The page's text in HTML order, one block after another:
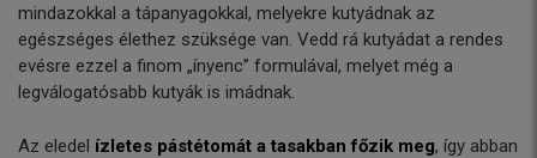
mindazokkal a tápanyagokkal, melyekre kutyádnak az
egészséges élethez szüksége van. Vedd rá kutyádat a rendes
evésre ezzel a finom „ínyenc” formulával, melyet még a
legválogatósabb kutyák is imádnak.
Az eledel ízletes pástétomát a tasakban főzik meg, így abban